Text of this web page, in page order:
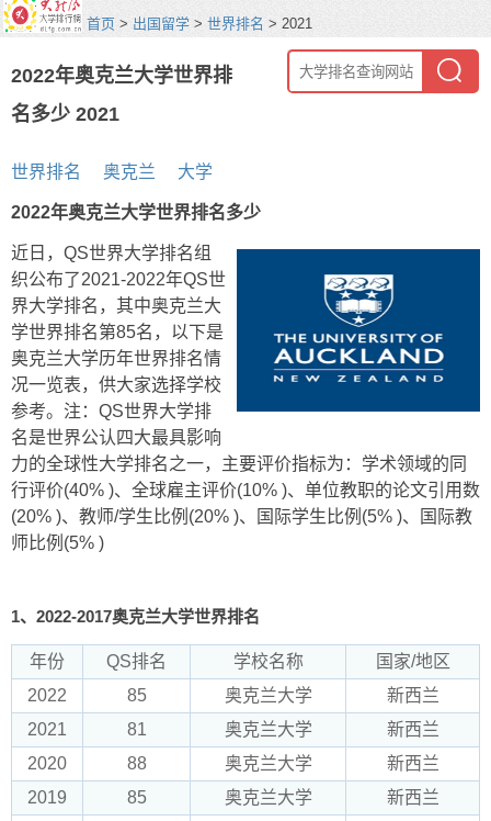
首页 > 出国留学 > 世界排名 > 2021
2022年奥克兰大学世界排
名多少 2021
世界排名 奥克兰 大学
2022年奥克兰大学世界排名多少
近日，QS世界大学排名组
织公布了2021-2022年QS世
界大学排名，其中奥克兰大
学世界排名第85名，以下是
奥克兰大学历年世界排名情
况一览表，供大家选择学校
参考。注：QS世界大学排
名是世界公认四大最具影响
力的全球性大学排名之一，主要评价指标为：学术领域的同
行评价(40% )、全球雇主评价(10% )、单位教职的论文引用数
(20% )、教师/学生比例(20% )、国际学生比例(5% )、国际教
师比例(5% )
1、2022-2017奥克兰大学世界排名
年份 QS排名 学校名称
国家/地区
2022
85 奥克兰大学
新西兰
2021
81 奥克兰大学
新西兰
2020
88 奥克兰大学
新西兰
2019
85 奥克兰大学
新西兰